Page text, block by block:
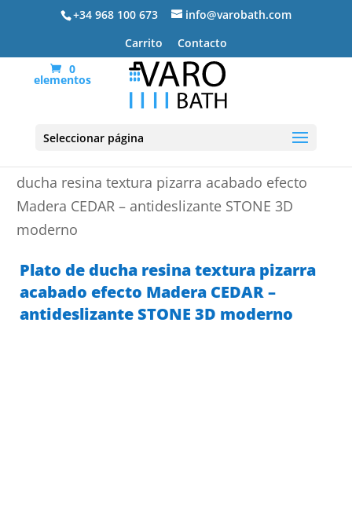
+34 968 100 673
info@varobath.com
Carrito
Contacto
0
elementos
Seleccionar página
ducha resina textura pizarra acabado efecto
Madera CEDAR – antideslizante STONE 3D
moderno
Plato de ducha resina textura pizarra
acabado efecto Madera CEDAR –
antideslizante STONE 3D moderno